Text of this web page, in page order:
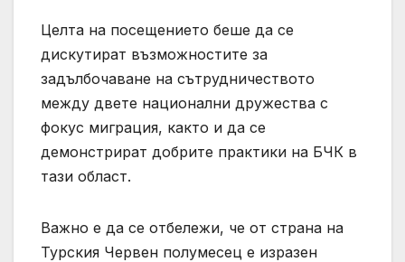
Целта на посещението беше да се
дискутират възможностите за
задълбочаване на сътрудничеството
между двете национални дружества с
фокус миграция, както и да се
демонстрират добрите практики на БЧК в
тази област.
Важно е да се отбележи, че от страна на
Турския Червен полумесец е изразен